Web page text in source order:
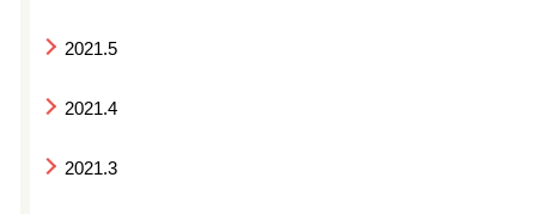
2021.5
2021.4
2021.3